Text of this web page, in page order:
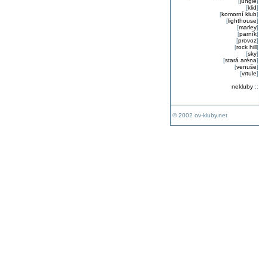
[klid]
[komorní klub]
[lighthouse]
[marley]
[parník]
[provoz]
[rock hill]
[sky]
[stará aréna]
[venuše]
[vrtule]
nekluby::
© 2002 ov-kluby.net